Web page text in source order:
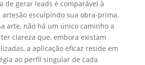
de gerar leads é comparável à
esculpindo sua obra-prima.
arte, não há um único caminho a
clareza que, embora existam
a aplicação eficaz reside em
ao perfil singular de cada